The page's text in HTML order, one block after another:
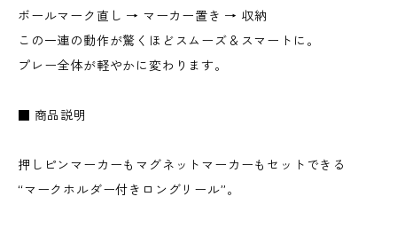
ボールマーク直し → マーカー置き → 収納
この一連の動作が驚くほどスムーズ＆スマートに。
プレー全体が軽やかに変わります。
■ 商品説明
押しピンマーカーもマグネットマーカーもセットできる
“マークホルダー付きロングリール”。